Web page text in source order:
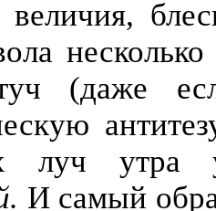
(даже
луч утра
И самый